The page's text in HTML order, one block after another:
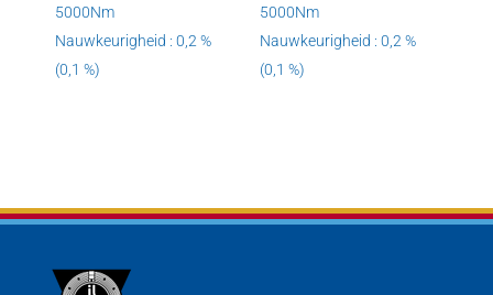
5000Nm
Nauwkeurigheid : 0,2 %
(0,1 %)
5000Nm
Nauwkeurigheid : 0,2 %
(0,1 %)